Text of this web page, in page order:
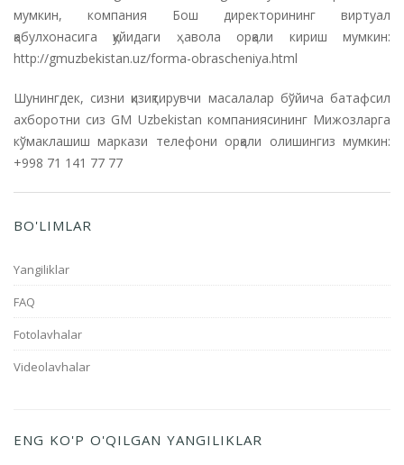
мумкин, компания Бош директорининг виртуал
қабулхонасига қуйидаги ҳавола орқали кириш мумкин:
http://gmuzbekistan.uz/forma-obrascheniya.html
Шунингдек, сизни қизиқтирувчи масалалар бўйича батафсил
ахборотни сиз GM Uzbekistan компаниясининг Мижозларга
кўмаклашиш маркази телефони орқали олишингиз мумкин:
+998 71 141 77 77
BO'LIMLAR
Yangiliklar
FAQ
Fotolavhalar
Videolavhalar
ENG KO'P O'QILGAN YANGILIKLAR